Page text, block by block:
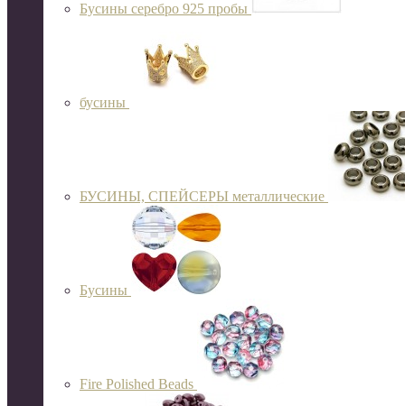
Бусины серебро 925 пробы
бусины
БУСИНЫ, СПЕЙСЕРЫ металлические
Бусины
Fire Polished Beads